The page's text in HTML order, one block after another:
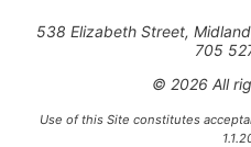
538 Elizabeth Street,
705
© 2026 All
Use of this Site constitutes